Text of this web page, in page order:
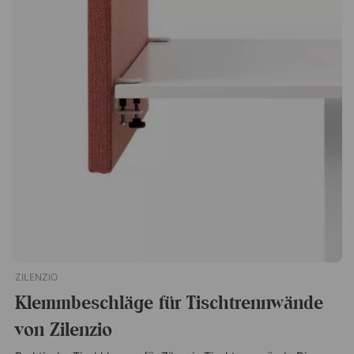
dies zuvor noch nicht getan haben.
ZILENZIO
Klemmbeschläge für Tischtrennwände
von Zilenzio